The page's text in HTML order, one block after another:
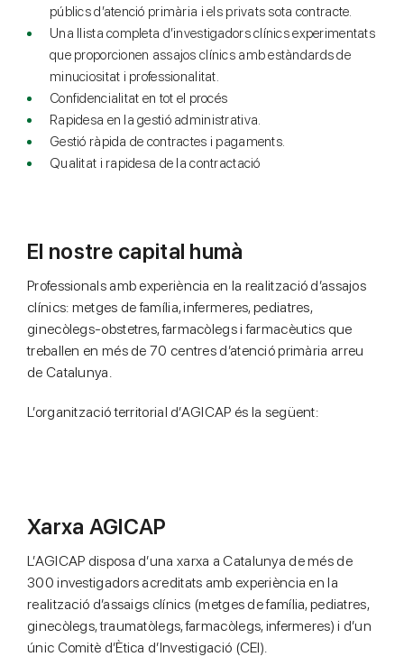
públics d’atenció primària i els privats sota contracte.
Una llista completa d’investigadors clínics experimentats
que proporcionen assajos clínics amb estàndards de
minuciositat i professionalitat.
Confidencialitat en tot el procés
Rapidesa en la gestió administrativa.
Gestió ràpida de contractes i pagaments.
Qualitat i rapidesa de la contractació
El nostre capital humà
Professionals amb experiència en la realització d’assajos
clínics: metges de família, infermeres, pediatres,
ginecòlegs-obstetres, farmacòlegs i farmacèutics que
treballen en més de 70 centres d’atenció primària arreu
de Catalunya.
L’organització territorial d’AGICAP és la següent:
Xarxa AGICAP
L’AGICAP disposa d’una xarxa a Catalunya de més de
300 investigadors acreditats amb experiència en la
realització d’assaigs clínics (metges de família, pediatres,
ginecòlegs, traumatòlegs, farmacòlegs, infermeres) i d’un
únic Comitè d’Ètica d’Investigació (CEI).